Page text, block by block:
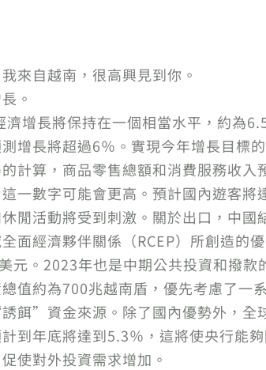
來自越南，很高興見到你。
。
增長將保持在一個相當水平，約為
增長將超過6％。實現今年增長目
計算，商品零售總額和消費服務收
一數字可能會更高。預計國內遊客
閒活動將受到刺激。關於出口，中
面經濟夥伴關係（RCEP）所創造的
元。2023年也是中期公共投資和撥
值約為700兆越南盾，優先考慮了一
餌”資金來源。除了國內優勢外，全
到年底將達到5.3％，這將使央行能
使對外投資需求增加。